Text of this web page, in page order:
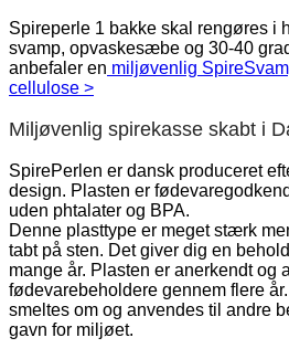
Spireperle 1 bakke skal rengøres i
svamp, opvaskesæbe og 30-40
anbefaler en miljøvenlig
cellulose >
Miljøvenlig spirekasse skabt i
SpirePerlen er dansk produceret
design. Plasten er
uden phtalater og BPA.
Denne plasttype er meget stærk
tabt på sten. Det giver dig en
mange år. Plasten er anerkendt og
fødevarebeholdere gennem flere
smeltes om og anvendes til andre
gavn for miljøet.